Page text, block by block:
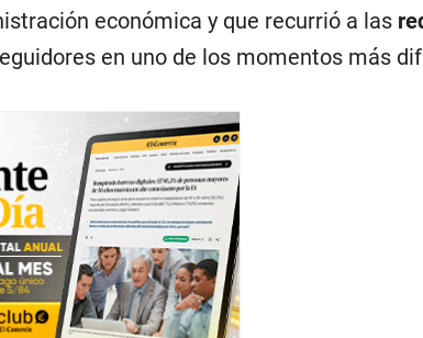
económica y que recurrió a las
en uno de los momentos más